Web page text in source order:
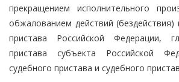
прекращением исполнительного
обжалованием действий (бездействия)
пристава Российской Федерации,
пристава субъекта Российской
судебного пристава и судебного